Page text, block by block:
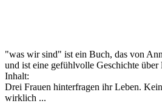
"was wir sind" ist ein Buch, das von
und ist eine gefühlvolle Geschichte über
Inhalt:
Drei Frauen hinterfragen ihr Leben.
wirklich ...